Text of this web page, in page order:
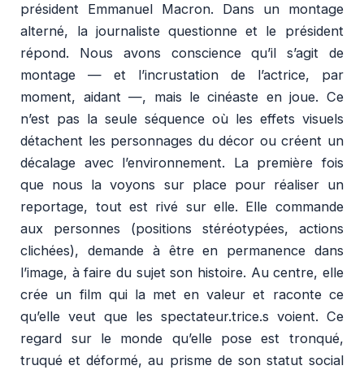
président Emmanuel Macron. Dans un montage
alterné, la journaliste questionne et le président
répond. Nous avons conscience qu’il s’agit de
montage — et l’incrustation de l’actrice, par
moment, aidant —, mais le cinéaste en joue. Ce
n’est pas la seule séquence où les effets visuels
détachent les personnages du décor ou créent un
décalage avec l’environnement. La première fois
que nous la voyons sur place pour réaliser un
reportage, tout est rivé sur elle. Elle commande
aux personnes (positions stéréotypées, actions
clichées), demande à être en permanence dans
l’image, à faire du sujet son histoire. Au centre, elle
crée un film qui la met en valeur et raconte ce
qu’elle veut que les spectateur.trice.s voient. Ce
regard sur le monde qu’elle pose est tronqué,
truqué et déformé, au prisme de son statut social